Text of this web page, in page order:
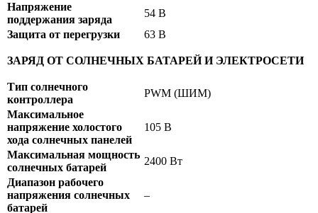
Напряжение
поддержания заряда
54 В
Защита от перегрузки
63 В
ЗАРЯД ОТ СОЛНЕЧНЫХ БАТАРЕЙ И ЭЛЕКТРОСЕТИ
Тип солнечного
контроллера
PWM (ШИМ)
Максимальное
напряжение холостого
хода солнечных панелей
105 В
Максимальная мощность
солнечных батарей
2400 Вт
Диапазон рабочего
напряжения солнечных
батарей
–